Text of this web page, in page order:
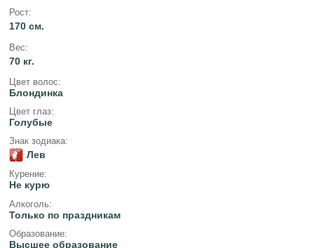
Рост:
170 см.
Вес:
70 кг.
Цвет волос:
Блондинка
Цвет глаз:
Голубые
Знак зодиака:
Лев
Курение:
Не курю
Алкоголь:
Только по праздникам
Образование:
Высшее образование